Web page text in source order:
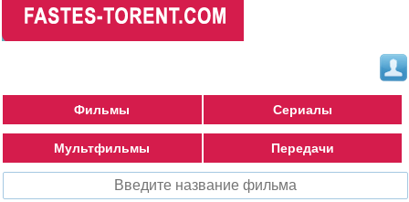
Фильмы Сериалы
Мультфильмы Передачи